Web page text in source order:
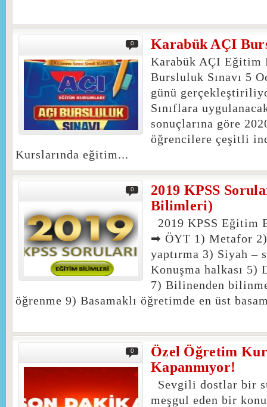
0 Karabük AÇI
Karabük AÇI Eğitim
Bursluluk Sınavı 5
günü
Sınıflara
sonuçlarına göre
öğrencilere çeşitli
Kurslarında eğitim...
0
2019 KPSS
Bilimleri)
2019 KPSS Eğitim
➡ ÖYT 1) Metafor
yaptırma 3) Siyah –
Konuşma halkası 5)
7) Bilinenden
öğrenme 9) Basamaklı öğretimde en üst
0
Özel Öğretim
Kapanmıyor!
Sevgili dostlar bir
meşgul eden bir